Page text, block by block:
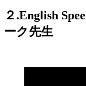
２ .English
ーク先生